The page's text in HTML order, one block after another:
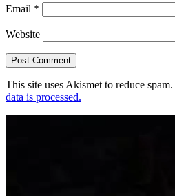
Email *
Website
This site uses Akismet to reduce spam.
data is processed.